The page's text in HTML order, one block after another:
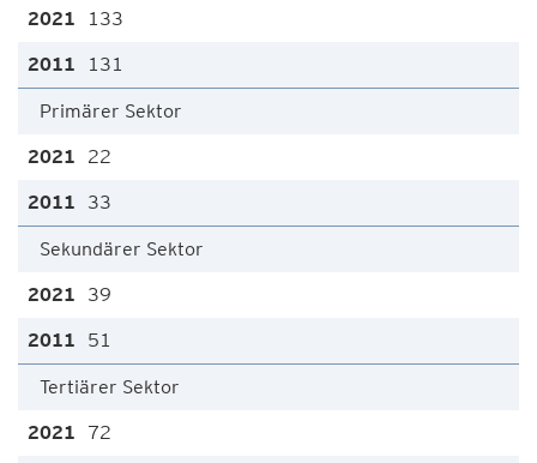
133
131
Primärer Sektor
22
33
Sekundärer Sektor
39
51
Tertiärer Sektor
72